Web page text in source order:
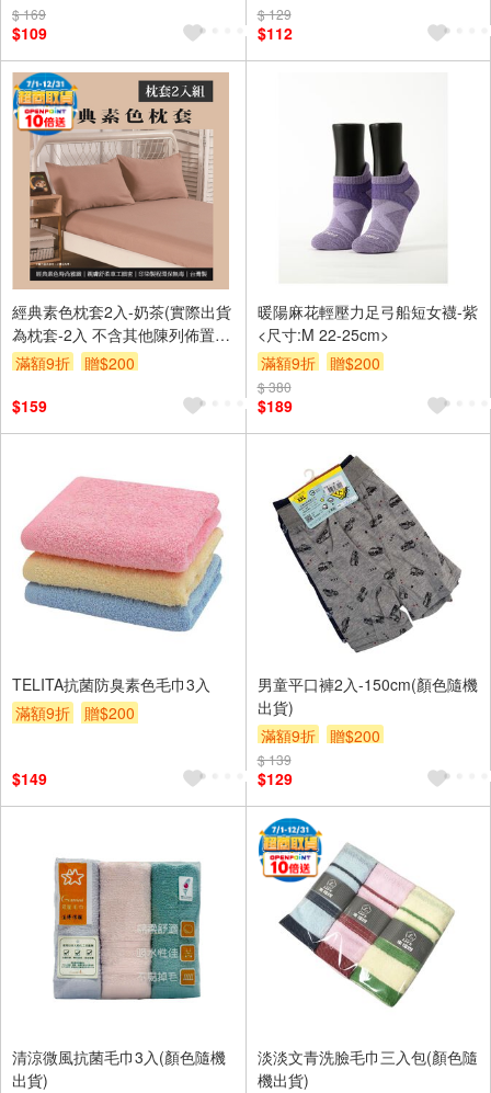
$ 169
$109
$ 129
$112
經典素色枕套2入-奶茶(實際出貨
為枕套-2入 不含其他陳列佈置
物)
滿額9折
贈$200
$159
暖陽麻花輕壓力足弓船短女襪-紫
<尺寸:M 22-25cm>
滿額9折
贈$200
$ 380
$189
TELITA抗菌防臭素色毛巾3入
滿額9折
贈$200
$149
男童平口褲2入-150cm(顏色隨機
出貨)
滿額9折
贈$200
$ 139
$129
清涼微風抗菌毛巾3入(顏色隨機
出貨)
淡淡文青洗臉毛巾三入包(顏色隨
機出貨)